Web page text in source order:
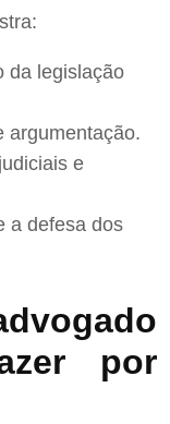
da legislação
argumentação.
e
a defesa dos
por